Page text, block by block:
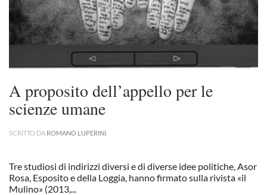
A proposito dell’appello per le
scienze umane
SCRITTO DA ROMANO LUPERINI
Tre studiosi di indirizzi diversi e di diverse idee politiche, Asor
Rosa, Esposito e della Loggia, hanno firmato sulla rivista «il
Mulino» (2013,...